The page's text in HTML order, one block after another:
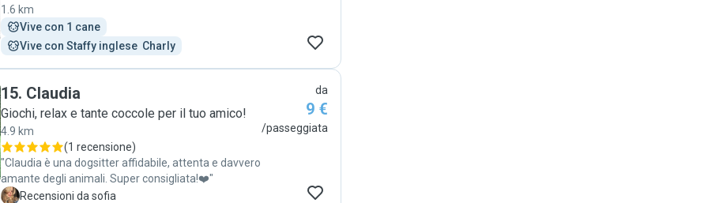
1.6 km
Vive con 1 cane
Vive con Staffy inglese  Charly
15. Claudia
Giochi, relax e tante coccole per il tuo amico!
4.9 km
(1 recensione)
"Claudia è una dogsitter affidabile, attenta e davvero
amante degli animali. Super consigliata!❤️"
S Recensioni da sofia
da
9 €
/passeggiata